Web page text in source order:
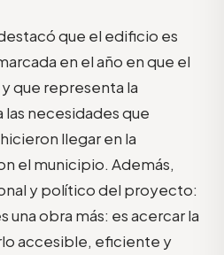
que el edificio es
en el año en que el
que representa la
las necesidades que
llegar en la
el municipio. Además,
y político del proyecto:
una obra más: es acercar la
accesible, eficiente y